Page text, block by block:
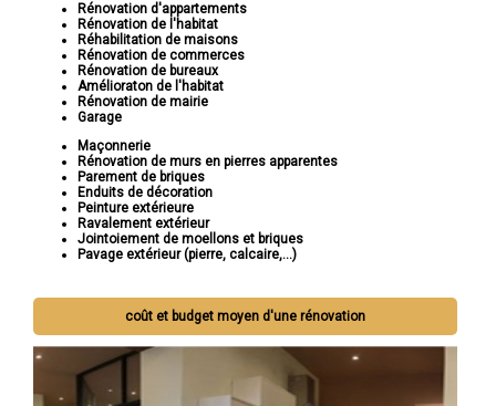
Rénovation d'appartements
Rénovation de l'habitat
Réhabilitation de maisons
Rénovation de commerces
Rénovation de bureaux
Amélioraton de l'habitat
Rénovation de mairie
Garage
Maçonnerie
Rénovation de murs en pierres apparentes
Parement de briques
Enduits de décoration
Peinture extérieure
Ravalement extérieur
Jointoiement de moellons et briques
Pavage extérieur (pierre, calcaire,...)
coût et budget moyen d'une rénovation